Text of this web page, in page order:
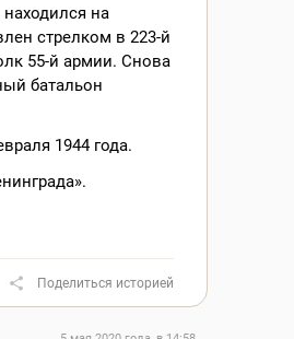
на
стрелком в 223-й
55-й армии. Снова
батальон
1944 года.
Поделиться историей